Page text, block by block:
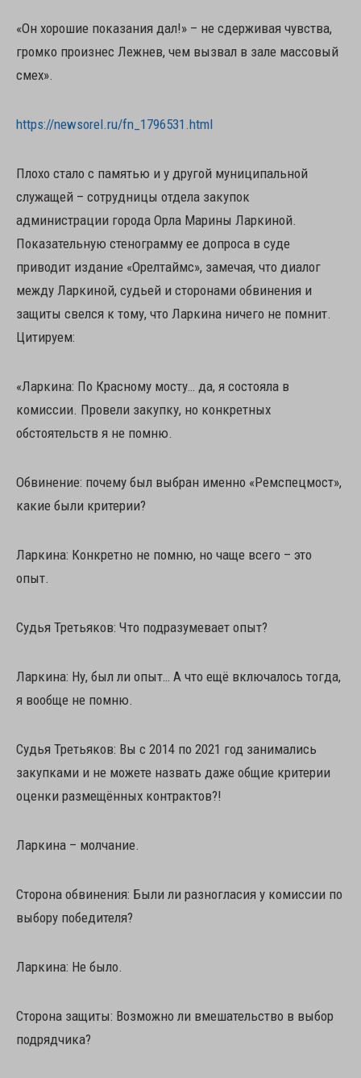
«Он хорошие показания дал!» – не сдерживая чувства,
громко произнес Лежнев, чем вызвал в зале массовый
смех».
https://newsorel.ru/fn_1796531.html
Плохо стало с памятью и у другой муниципальной
служащей – сотрудницы отдела закупок
администрации города Орла Марины Ларкиной.
Показательную стенограмму ее допроса в суде
приводит издание «Орелтаймс», замечая, что диалог
между Ларкиной, судьей и сторонами обвинения и
защиты свелся к тому, что Ларкина ничего не помнит.
Цитируем:
«Ларкина: По Красному мосту… да, я состояла в
комиссии. Провели закупку, но конкретных
обстоятельств я не помню.
Обвинение: почему был выбран именно «Ремспецмост»,
какие были критерии?
Ларкина: Конкретно не помню, но чаще всего – это
опыт.
Судья Третьяков: Что подразумевает опыт?
Ларкина: Ну, был ли опыт… А что ещё включалось тогда,
я вообще не помню.
Судья Третьяков: Вы с 2014 по 2021 год занимались
закупками и не можете назвать даже общие критерии
оценки размещённых контрактов?!
Ларкина – молчание.
Сторона обвинения: Были ли разногласия у комиссии по
выбору победителя?
Ларкина: Не было.
Сторона защиты: Возможно ли вмешательство в выбор
подрядчика?